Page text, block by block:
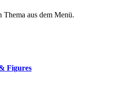
Thema aus dem Menü.
Figures